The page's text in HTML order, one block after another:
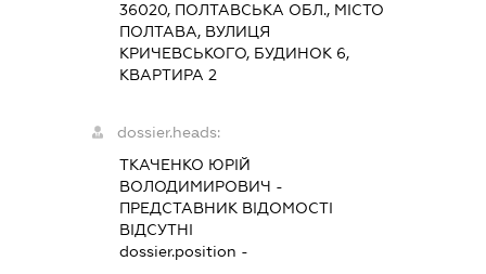
36020, ПОЛТАВСЬКА ОБЛ., МІСТО
ПОЛТАВА, ВУЛИЦЯ
КРИЧЕВСЬКОГО, БУДИНОК 6,
КВАРТИРА 2
dossier.heads:
ТКАЧЕНКО ЮРІЙ
ВОЛОДИМИРОВИЧ -
ПРЕДСТАВНИК ВІДОМОСТІ
ВІДСУТНІ
dossier.position -